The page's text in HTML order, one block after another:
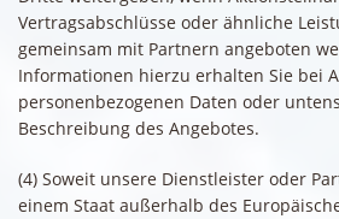
Vertragsabschlüsse oder ähnliche
gemeinsam mit Partnern angeboten
Informationen hierzu erhalten Sie bei
personenbezogenen Daten oder
Beschreibung des Angebotes.
(4) Soweit unsere Dienstleister oder
einem Staat außerhalb des